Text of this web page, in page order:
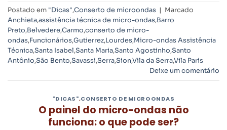
Postado em "Dicas",Conserto de microondas | Marcado
Anchieta,assistência técnica de micro-ondas,Barro
Preto,Belvedere,Carmo,conserto de micro-
ondas,Funcionários,Gutierrez,Lourdes,Micro-ondas Assistência
Técnica,Santa Isabel,Santa Maria,Santo Agostinho,Santo
Antônio,São Bento,Savassi,Serra,Sion,Vila da Serra,Vila Paris
Deixe um comentário
"DICAS",CONSERTO DE MICROONDAS
O painel do micro-ondas não
funciona: o que pode ser?